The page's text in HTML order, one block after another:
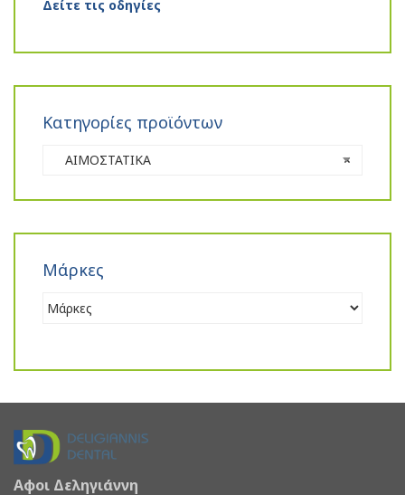
Δείτε τις οδηγίες
Κατηγορίες προϊόντων
×
ΑΙΜΟΣΤΑΤΙΚΑ
Μάρκες
Αφοι Δεληγιάννη